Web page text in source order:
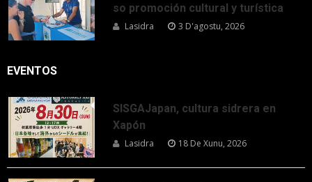
so promoción cultural y turística
Lasidra 3 D'agostu, 2026
EVENTOS
SISGAJapan, cultura sidrera en
Xapón
Lasidra 18 De Xunu, 2026